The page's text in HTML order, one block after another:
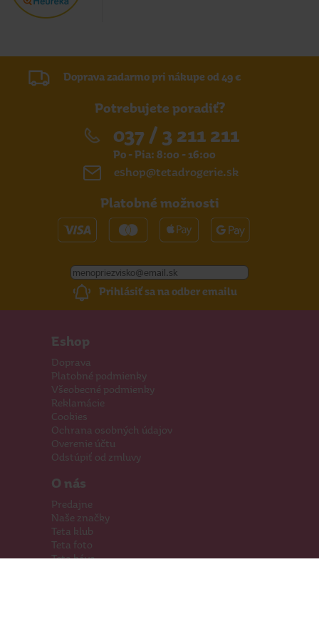
Doprava zadarmo pri nákupe od 49 €
Potrebujete poradiť?
037 / 3 211 211
Po - Pia: 8:00 - 16:00
eshop@tetadrogerie.sk
Platobné možnosti
Prihlásiť sa na odber emailu
Eshop
Doprava
Platobné podmienky
Všeobecné podmienky
Reklamácie
Cookies
Ochrana osobných údajov
Overenie účtu
Odstúpiť od zmluvy
O nás
Predajne
Naše značky
Teta klub
Teta foto
Teta káva